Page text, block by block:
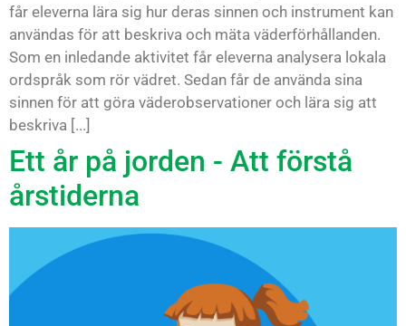
får eleverna lära sig hur deras sinnen och instrument kan
användas för att beskriva och mäta väderförhållanden.
Som en inledande aktivitet får eleverna analysera lokala
ordspråk som rör vädret. Sedan får de använda sina
sinnen för att göra väderobservationer och lära sig att
beskriva [...]
Ett år på jorden - Att förstå
årstiderna